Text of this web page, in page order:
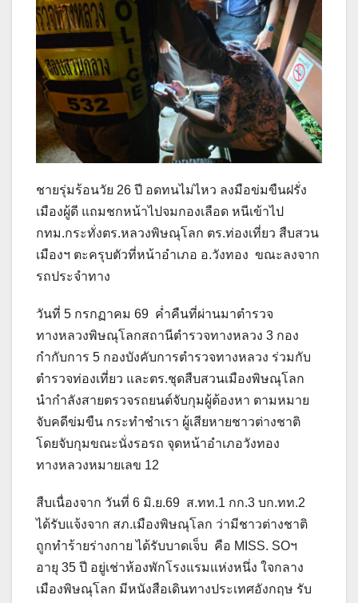
ชายรุ่มร้อนวัย 26 ปี อดทนไม่ไหว ลงมือข่มขืนฝรั่ง
เมืองผู้ดี แถมชกหน้าไปจมกองเลือด หนีเข้าไป
กทม.กระทั่งตร.หลวงพิษณุโลก ตร.ท่องเที่ยว สืบสวน
เมืองฯ ตะครุบตัวที่หน้าอำเภอ อ.วังทอง ขณะลงจาก
รถประจำทาง
วันที่ 5 กรกฏาคม 69 ค่ำคืนที่ผ่านมาตำรวจ
ทางหลวงพิษณุโลกสถานีตำรวจทางหลวง 3 กอง
กำกับการ 5 กองบังคับการตำรวจทางหลวง ร่วมกับ
ตำรวจท่องเที่ยว และตร.ชุดสืบสวนเมืองพิษณุโลก
นำกำลังสายตรวจรถยนต์จับกุมผู้ต้องหา ตามหมาย
จับคดีข่มขืน กระทำชำเรา ผู้เสียหายชาวต่างชาติ
โดยจับกุมขณะนั่งรอรถ จุดหน้าอำเภอวังทอง
ทางหลวงหมายเลข 12
สืบเนื่องจาก วันที่ 6 มิ.ย.69 ส.ทท.1 กก.3 บก.ทท.2
ได้รับแจ้งจาก สภ.เมืองพิษณุโลก ว่ามีชาวต่างชาติ
ถูกทำร้ายร่างกาย ได้รับบาดเจ็บ คือ MISS. SOฯ
อายุ 35 ปี อยู่เช่าห้องพักโรงแรมแห่งหนึ่ง ใจกลาง
เมืองพิษณุโลก มีหนังสือเดินทางประเทศอังกฤษ รับ